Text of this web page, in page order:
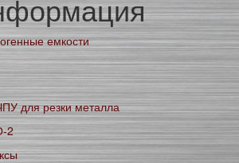
емкости
для резки металла
2